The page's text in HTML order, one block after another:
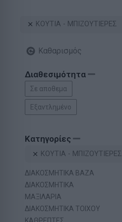
ΚΟΥΤΙΑ - ΜΠΙΖΟΥΤΙΕΡΕΣ
Καθαρισμός
Διαθεσιμότητα
Σε αποθεμα
Εξαντλημένο
Κατηγορίες
ΚΟΥΤΙΑ - ΜΠΙΖΟΥΤΙΕΡΕΣ
ΔΙΑΚΟΣΜΗΤΙΚΑ ΒΑΖΑ
ΔΙΑΚΟΣΜΗΤΙΚΑ
ΜΑΞΙΛΑΡΙΑ
ΔΙΑΚΟΣΜΗΤΙΚΑ ΤΟΙΧΟΥ